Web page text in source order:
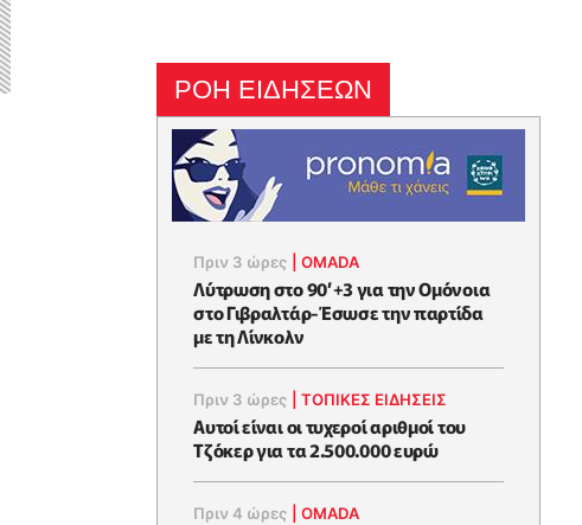
ΡΟΗ ΕΙΔΗΣΕΩΝ
Πριν 3 ώρες |OMADA
Λύτρωση στο 90’+3 για την Ομόνοια
στο Γιβραλτάρ-Έσωσε την παρτίδα
με τη Λίνκολν
Πριν 3 ώρες |ΤΟΠΙΚΕΣ ΕΙΔΗΣΕΙΣ
Αυτοί είναι οι τυχεροί αριθμοί του
Τζόκερ για τα 2.500.000 ευρώ
Πριν 4 ώρες |OMADA